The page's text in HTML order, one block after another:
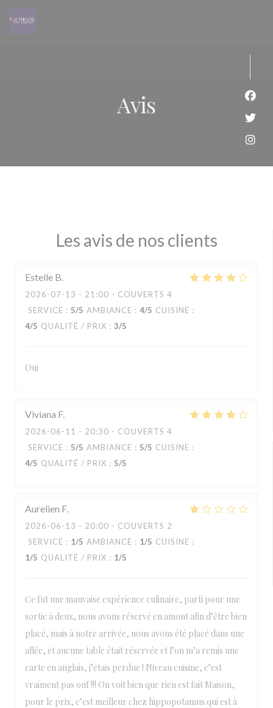
Avis
Les avis de nos clients
Estelle B
2026-07-13 - 21:00 - COUVERTS 4
SERVICE : 5/5 AMBIANCE : 4/5 CUISINE :
4/5 QUALITÉ / PRIX : 3/5
Oui
Viviana F
2026-06-11 - 20:30 - COUVERTS 4
SERVICE : 5/5 AMBIANCE : 5/5 CUISINE :
4/5 QUALITÉ / PRIX : 5/5
Aurelien F
2026-06-13 - 20:00 - COUVERTS 2
SERVICE : 1/5 AMBIANCE : 1/5 CUISINE :
1/5 QUALITÉ / PRIX : 1/5
Ce fut une mauvaise expérience culinaire, parti pour une
sortie à deux, nous avons réservé en amont afin d’être bien
placé, mais à notre arrivée, nous avons été placé dans une
allée, et aucune table était réservée et l’on m’a remis une
carte en anglais, j’étais perdue ! Niveau cuisine, c’est
vraiment pas ouf !!! On voit bien que rien est fait Maison,
pour le prix, c’est meilleur chez hippopotamus qui est à